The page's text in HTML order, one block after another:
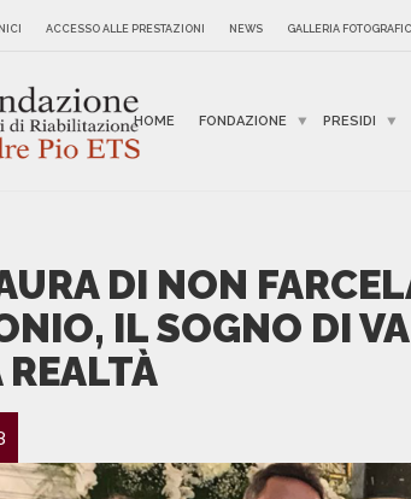
ACCESSO ALLE PRESTAZIONI NEWS GALLERIA
HOME FONDAZIONE PRESIDI
DI NON
IL SOGNO DI